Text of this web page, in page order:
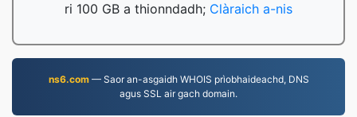
ri 100 GB a thionndadh; Clàraich a-nis
ns6.com— Saor an-asgaidh WHOIS prìobhaideachd, DNS
agus SSL air gach domain.